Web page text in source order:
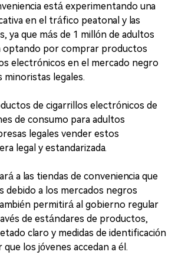
está experimentando una
en el tráfico peatonal y las
ya que más de 1 millón de adultos
optando por comprar productos
electrónicos en el mercado negro
minoristas legales.
de cigarrillos electrónicos de
de consumo para adultos
legales vender estos
legal y estandarizada.
a las tiendas de conveniencia que
debido a los mercados negros
permitirá al gobierno regular
de estándares de productos,
claro y medidas de identificación
los jóvenes accedan a él.